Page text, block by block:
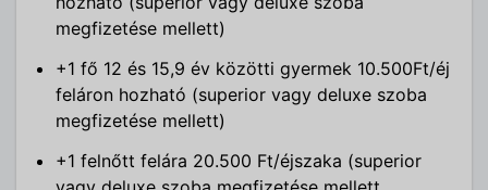
megfizetése mellett)
+1 fő 12 és 15,9 év közötti gyermek 10.500Ft/éj
feláron hozható (superior vagy deluxe szoba
megfizetése mellett)
+1 felnőtt felára 20.500 Ft/éjszaka (superior